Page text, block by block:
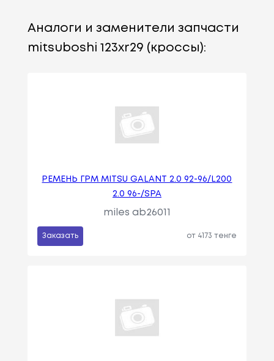
Аналоги и заменители запчасти
mitsuboshi 123xr29 (кроссы):
РЕМЕНЬ ГРМ MITSU GALANT 2.0 92-96/L200
2.0 96-/SPA
miles ab26011
Заказать от 4173 тенге